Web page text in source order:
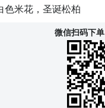
色米花，圣诞松柏
微信扫码下单